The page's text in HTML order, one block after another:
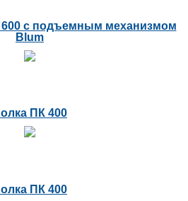
с подъемным механизмом
Blum
ПК 400
ПК 400